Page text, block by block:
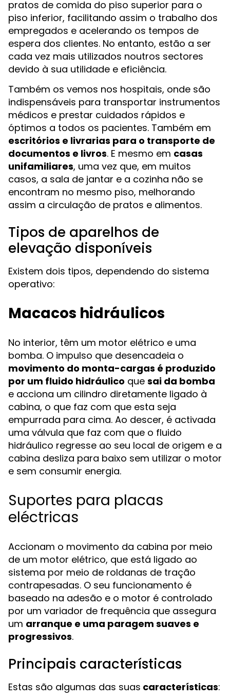
pratos de comida do piso superior para o
piso inferior, facilitando assim o trabalho dos
empregados e acelerando os tempos de
espera dos clientes. No entanto, estão a ser
cada vez mais utilizados noutros sectores
devido à sua utilidade e eficiência.
Também os vemos nos hospitais, onde são
indispensáveis para transportar instrumentos
médicos e prestar cuidados rápidos e
óptimos a todos os pacientes. Também em
escritórios e livrarias para o transporte de
documentos e livros. E mesmo em casas
unifamiliares, uma vez que, em muitos
casos, a sala de jantar e a cozinha não se
encontram no mesmo piso, melhorando
assim a circulação de pratos e alimentos.
Tipos de aparelhos de
elevação disponíveis
Existem dois tipos, dependendo do sistema
operativo:
Macacos hidráulicos
No interior, têm um motor elétrico e uma
bomba. O impulso que desencadeia o
movimento do monta-cargas é produzido
por um fluido hidráulico que sai da bomba
e acciona um cilindro diretamente ligado à
cabina, o que faz com que esta seja
empurrada para cima. Ao descer, é activada
uma válvula que faz com que o fluido
hidráulico regresse ao seu local de origem e a
cabina desliza para baixo sem utilizar o motor
e sem consumir energia.
Suportes para placas
eléctricas
Accionam o movimento da cabina por meio
de um motor elétrico, que está ligado ao
sistema por meio de roldanas de tração
contrapesadas. O seu funcionamento é
baseado na adesão e o motor é controlado
por um variador de frequência que assegura
um arranque e uma paragem suaves e
progressivos.
Principais características
Estas são algumas das suas características: